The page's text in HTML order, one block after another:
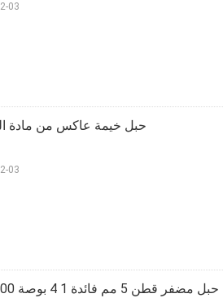
حبل خيمة عاكس من مادة
حبل مضفر قطن 5 مم فائدة 1 4 بوصة 100 قدم للشحن